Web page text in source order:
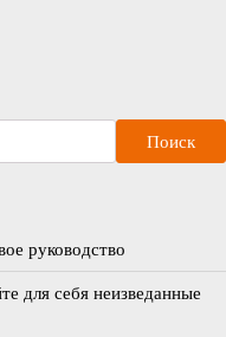
Поиск
руководство
для себя неизведанные